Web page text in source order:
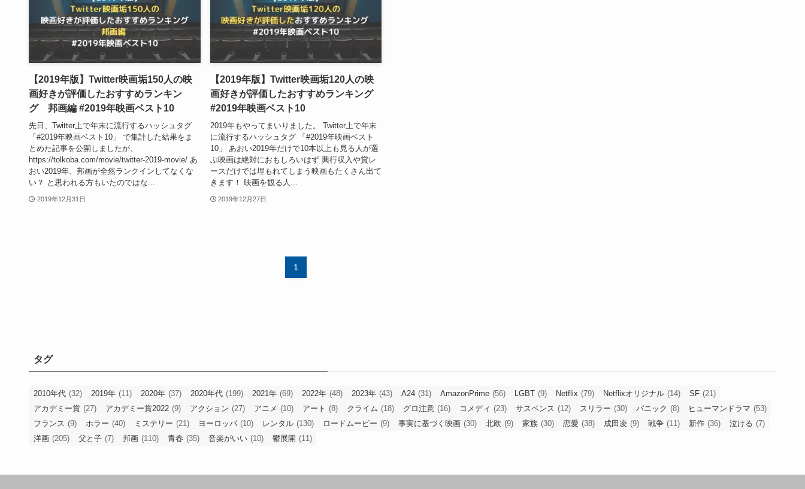
【2019年版】Twitter映画垢150人の映
画好きが評価したおすすめランキン
グ 邦画編 #2019年映画ベスト10
先日、Twitter上で年末に流行するハッシュタグ
「#2019年映画ベスト10」 で集計した結果をま
とめた記事を公開しましたが、
https://tolkoba.com/movie/twitter-2019-movie/ あ
おい2019年、邦画が全然ランクインしてなくな
い？ と思われる方もいたのではな...
2019年12月31日
【2019年版】Twitter映画垢120人の映
画好きが評価したおすすめランキング
#2019年映画ベスト10
2019年もやってまいりました。 Twitter上で年末
に流行するハッシュタグ 「#2019年映画ベスト
10」 あおい2019年だけで10本以上も見る人が選
ぶ映画は絶対におもしろいはず 興行収入や賞レ
ースだけでは埋もれてしまう映画もたくさん出て
きます！ 映画を観る人...
2019年12月27日
1
タグ
2010年代 (32) 2019年 (11) 2020年 (37) 2020年代 (199) 2021年 (69) 2022年 (48) 2023年 (43) A24 (31) AmazonPrime (56) LGBT (9) Netflix (79) Netflixオリジナル (14) SF (21)
アカデミー賞 (27) アカデミー賞2022 (9) アクション (27) アニメ (10) アート (8) クライム (18) グロ注意 (16) コメディ (23) サスペンス (12) スリラー (30) パニック (8) ヒューマンドラマ (53)
フランス (9) ホラー (40) ミステリー (21) ヨーロッパ (10) レンタル (130) ロードムービー (9) 事実に基づく映画 (30) 北欧 (9) 家族 (30) 恋愛 (38) 成田凌 (9) 戦争 (11) 新作 (36) 泣ける (7)
洋画 (205) 父と子 (7) 邦画 (110) 青春 (35) 音楽がいい (10) 鬱展開 (11)